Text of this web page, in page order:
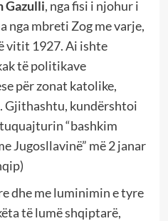
Gazulli, nga fisi i njohur i
nga mbreti Zog me varje,
vitit 1927. Ai ishte
të politikave
për zonat katolike,
Gjithashtu, kundërshtoi
“bashkim
Jugosllavinë” më 2 janar
dhe me luminimin e tyre
të lumë shqiptarë,